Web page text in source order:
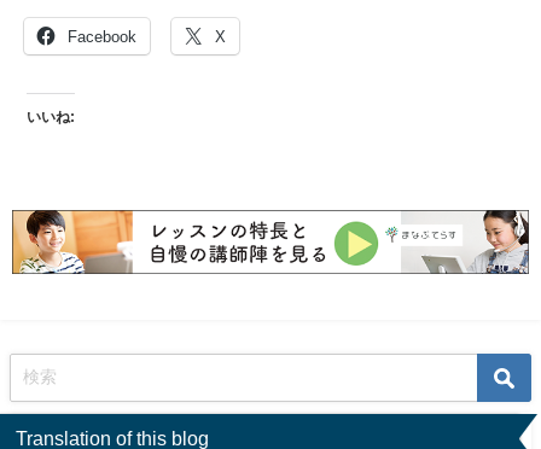
Facebook X
いいね:
Translation of this blog